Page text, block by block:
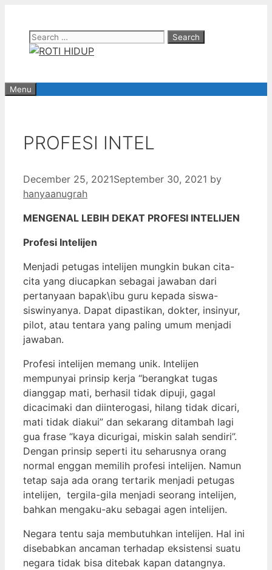
contentSearch
for:
Menu
PROFESI INTEL
December 25, 2021September 30, 2021 by
hanyaanugrah
MENGENAL LEBIH DEKAT PROFESI INTELIJEN
Profesi Intelijen
Menjadi petugas intelijen mungkin bukan cita-
cita yang diucapkan sebagai jawaban dari
pertanyaan bapak\ibu guru kepada siswa-
siswinyanya. Dapat dipastikan, dokter, insinyur,
pilot, atau tentara yang paling umum menjadi
jawaban.
Profesi intelijen memang unik. Intelijen
mempunyai prinsip kerja “berangkat tugas
dianggap mati, berhasil tidak dipuji, gagal
dicacimaki dan diinterogasi, hilang tidak dicari,
mati tidak diakui” dan sekarang ditambah lagi
gua frase “kaya dicurigai, miskin salah sendiri”.
Dengan prinsip seperti itu seharusnya orang
normal enggan memilih profesi intelijen. Namun
tetap saja ada orang tertarik menjadi petugas
intelijen, tergila-gila menjadi seorang intelijen,
bahkan mengaku-aku sebagai agen intelijen.
Negara tentu saja membutuhkan intelijen. Hal ini
disebabkan ancaman terhadap eksistensi suatu
negara tidak bisa ditebak kapan datangnya.